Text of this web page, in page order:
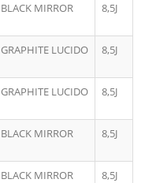
BLACK MIRROR 8,5J
GRAPHITE LUCIDO 8,5J
GRAPHITE LUCIDO 8,5J
BLACK MIRROR 8,5J
BLACK MIRROR 8,5J